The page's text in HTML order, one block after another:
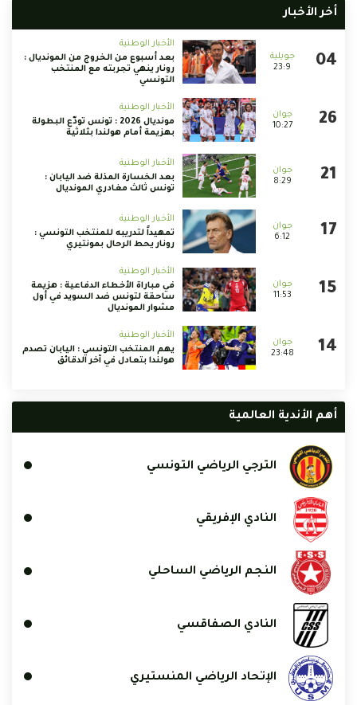
أخر الأخبار
23:9
الأخبار الوطنية
بعد أسبوع من الخروج من المونديال :
رونار ينهي تجربته مع المنتخب
التونسي
10:27
الأخبار الوطنية
مونديال 2026 : تونس تودّع البطولة
بهزيمة أمام هولندا بثلاثية
8:29
الأخبار الوطنية
بعد الخسارة المذلة ضد اليابان :
تونس ثالث مغادري المونديال
6:12
الأخبار الوطنية
تمهيداً لتدريبه للمنتخب التونسي :
رونار يحط الرحال بمونتيري
11:53
الأخبار الوطنية
في مباراة الأخطاء الدفاعية : هزيمة
ساحقة لتونس ضد السويد في أول
مشوار المونديال
23:48
الأخبار الوطنية
يهم المنتخب التونسي : اليابان تصدم
هولندا بتعادل في آخر الدقائق
أهم الأندية العالمية
الترجي الرياضي التونسي
النادي الإفريقي
النجم الرياضي الساحلي
النادي الصفاقسي
الإتحاد الرياضي المنستيري